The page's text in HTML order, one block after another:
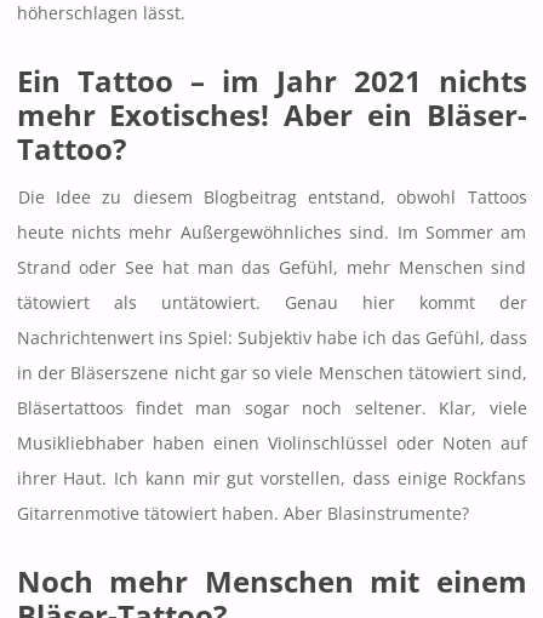
höherschlagen lässt.
Ein Tattoo – im Jahr 2021 nichts
mehr Exotisches! Aber ein Bläser-
Tattoo?
Die Idee zu diesem Blogbeitrag entstand, obwohl Tattoos
heute nichts mehr Außergewöhnliches sind. Im Sommer am
Strand oder See hat man das Gefühl, mehr Menschen sind
tätowiert als untätowiert. Genau hier kommt der
Nachrichtenwert ins Spiel: Subjektiv habe ich das Gefühl, dass
in der Bläserszene nicht gar so viele Menschen tätowiert sind,
Bläsertattoos findet man sogar noch seltener. Klar, viele
Musikliebhaber haben einen Violinschlüssel oder Noten auf
ihrer Haut. Ich kann mir gut vorstellen, dass einige Rockfans
Gitarrenmotive tätowiert haben. Aber Blasinstrumente?
Noch mehr Menschen mit einem